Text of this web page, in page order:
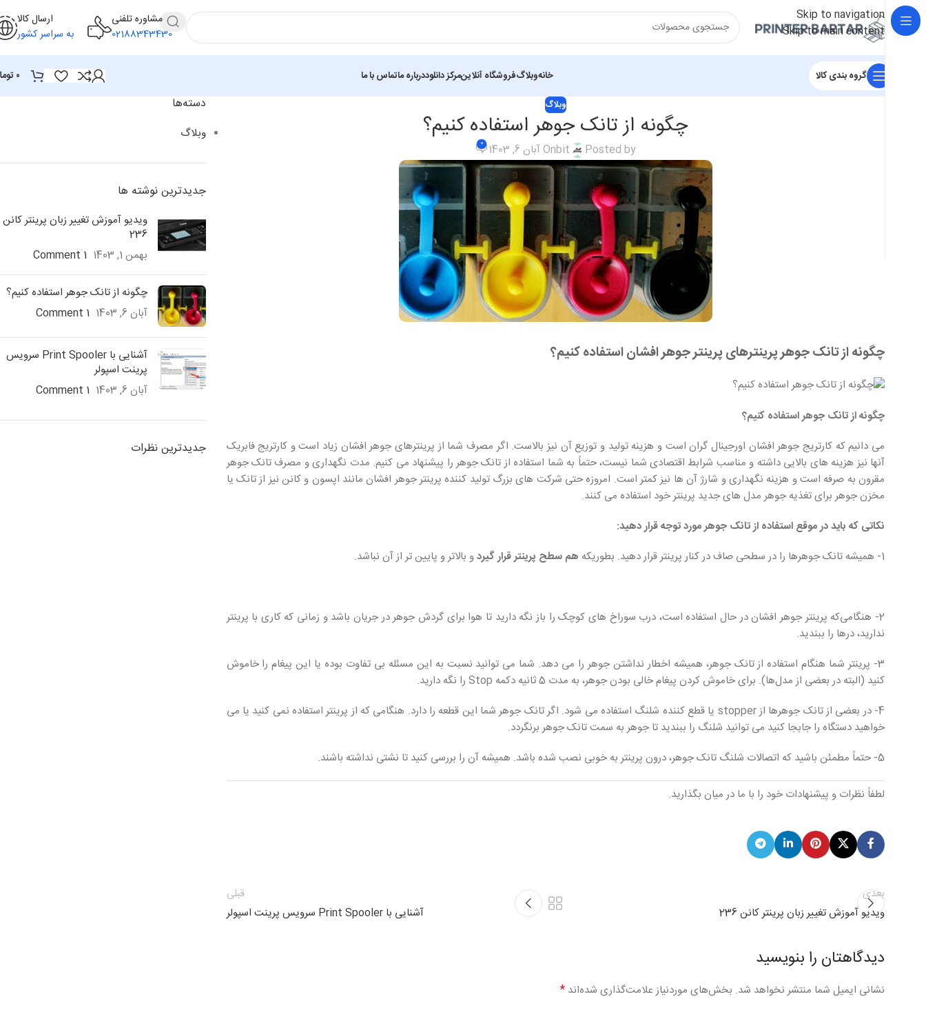
Skip to navigation
Skip to main content
مشاوره تلفنی
02188343430
ارسال کالا
به سراسر کشور
گروه بندی کالا خانهوبلاگفروشگاه آنلاینمرکز دانلوددرباره ماتماس با ما ۰
وبلاگ
چگونه از تانک جوهر استفاده کنیم؟
Posted by
bitOn آبان 6, 1403 0
چگونه از تانک جوهر پرینترهای پرینتر جوهر افشان استفاده کنیم؟
چگونه از تانک جوهر استفاده کنیم؟
می‌ دانیم که کارتریج جوهر افشان اورجینال گران است و هزینه تولید و توزیع آن نیز بالاست. اگر مصرف شما از پرینترهای جوهر افشان زیاد است و کارتریج فابریک
آنها نیز هزینه های بالایی داشته و مناسب شرابط اقتصادی شما نیست، حتماً به شما استفاده از تانک جوهر را پیشنهاد می کنیم. مدت نگهداری و مصرف تانک جوهر
مقرون به صرفه است و هزینه نگهداری و شارژ آن‌ ها نیز کمتر است. امروزه حتی شرکت های بزرگ تولید کننده پرینتر جوهر افشان مانند اپسون و کانن نیز از تانک یا
مخزن جوهر برای تغذیه جوهر مدل های جدید پرینتر خود استفاده می کنند.
نکاتی که باید در موقع استفاده از تانک جوهر مورد توجه قرار دهید:
1- همیشه تانک جوهرها را در سطحی صاف در کنار پرینتر قرار دهید. بطوریکه
هم سطح پرینتر قرار گیردو بالاتر و پایین تر از آن نباشد.
2- هنگامی‌که پرینتر جوهر افشان در حال استفاده است، درب سوراخ‌ های کوچک را باز نگه دارید تا هوا برای گردش جوهر در جریان باشد و زمانی که کاری با پرینتر
ندارید، درها را ببندید.
3- پرینتر شما هنگام استفاده از تانک جوهر، همیشه اخطار نداشتن جوهر را می دهد. شما می توانید نسبت به این مسئله بی تفاوت بوده یا این پیغام را خاموش
کنید (البته در بعضی از مدل‌ها). برای خاموش کردن پیغام خالی بودن جوهر، به مدت 5 ثانیه دکمه Stop را نگه دارید.
4- در بعضی از تانک جوهرها از stopper یا قطع کننده شلنگ استفاده می شود. اگر تانک جوهر شما این قطعه را دارد. هنگامی‌ که از پرینتر استفاده نمی کنید یا می
خواهید دستگاه را جابجا کنید می توانید شلنگ را ببندید تا جوهر به سمت تانک جوهر برنگردد.
5- حتماً مطمئن باشید که اتصالات شلنگ تانک جوهر، درون پرینتر به خوبی نصب شده باشد. همیشه آن را بررسی کنید تا نشتی نداشته باشند.
لطفاً نظرات و پیشنهادات خود را با ما در میان بگذارید.
بعدی
ویدیو آموزش تغییر زبان پرینتر کانن 236
قبلی
آشنایی با Print Spooler سرویس پرینت اسپولر
دیدگاهتان را بنویسید
نشانی ایمیل شما منتشر نخواهد شد. بخش‌های موردنیاز علامت‌گذاری شده‌اند *
دسته‌ها
وبلاگ
جدیدترین نوشته ها
ویدیو آموزش تغییر زبان پرینتر کانن
236
بهمن 1, 1403
1 Comment
چگونه از تانک جوهر استفاده کنیم؟
آبان 6, 1403
1 Comment
آشنایی با Print Spooler سرویس
پرینت اسپولر
آبان 6, 1403
1 Comment
جدیدترین نظرات